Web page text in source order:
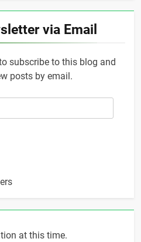
via Email
subscribe to this blog and
posts by email.
at this time.